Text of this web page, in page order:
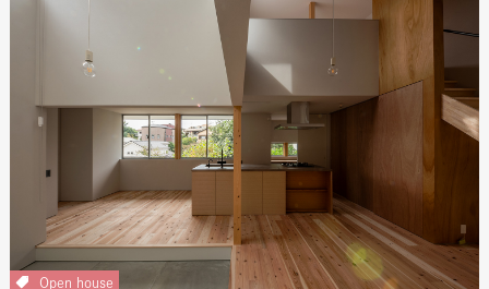
Open house